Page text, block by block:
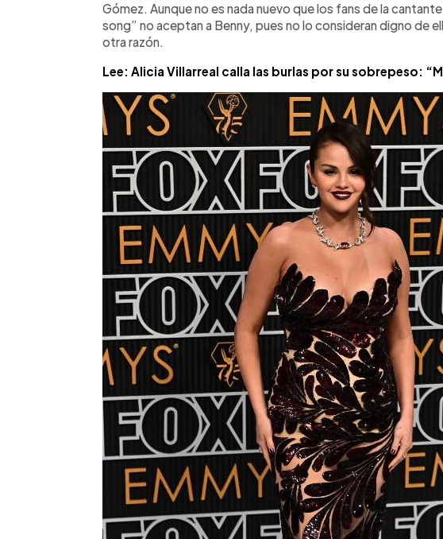
Gómez. Aunque no es nada nuevo que los fans de la
song” no aceptan a Benny, pues no lo consideran digno de
otra razón.
Lee: Alicia Villarreal calla las burlas por su sobrepeso: